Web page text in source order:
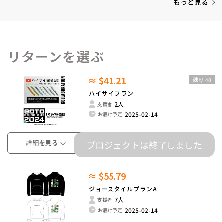
リターンを選ぶ
≈ $41.21 残り 48
ハイサイプラン
支援者 2人
お届け予定 2025-02-14
詳細を見る プロジェクトは終了しました
≈ $55.79
ジョースタイルプランA
支援者 7人
お届け予定 2025-02-14